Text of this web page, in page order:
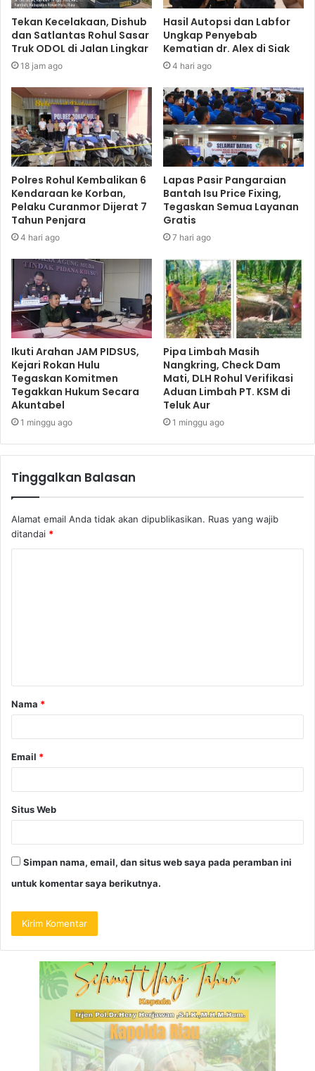
Tekan Kecelakaan, Dishub
dan Satlantas Rohul Sasar
Truk ODOL di Jalan Lingkar
18 jam ago
Hasil Autopsi dan Labfor
Ungkap Penyebab
Kematian dr. Alex di Siak
4 hari ago
Polres Rohul Kembalikan 6
Kendaraan ke Korban,
Pelaku Curanmor Dijerat 7
Tahun Penjara
4 hari ago
Lapas Pasir Pangaraian
Bantah Isu Price Fixing,
Tegaskan Semua Layanan
Gratis
7 hari ago
Ikuti Arahan JAM PIDSUS,
Kejari Rokan Hulu
Tegaskan Komitmen
Tegakkan Hukum Secara
Akuntabel
1 minggu ago
Pipa Limbah Masih
Nangkring, Check Dam
Mati, DLH Rohul Verifikasi
Aduan Limbah PT. KSM di
Teluk Aur
1 minggu ago
Tinggalkan Balasan
Alamat email Anda tidak akan dipublikasikan. Ruas yang wajib
ditandai *
Nama *
Email *
Situs Web
Simpan nama, email, dan situs web saya pada peramban ini
untuk komentar saya berikutnya.